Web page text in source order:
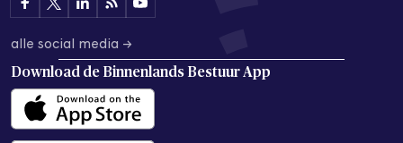
alle social media →
Download de Binnenlands Bestuur App